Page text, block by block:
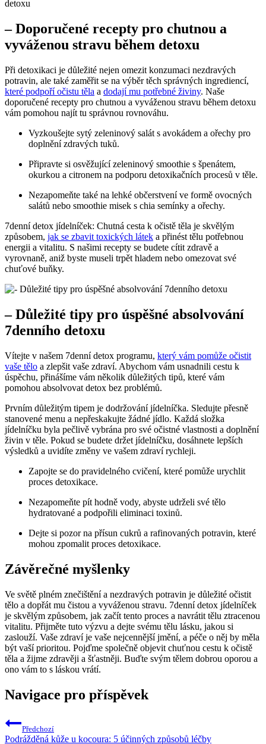
– Doporučené recepty pro chutnou a
vyváženou stravu během detoxu
Při detoxikaci je důležité nejen omezit konzumaci nezdravých
potravin, ale také zaměřit se na výběr těch správných ingrediencí,
které podpoří očistu těla a dodají mu potřebné živiny. Naše
doporučené recepty pro chutnou a vyváženou stravu během detoxu
vám pomohou najít tu správnou rovnováhu.
Vyzkoušejte sytý zeleninový salát s avokádem a ořechy pro
doplnění zdravých tuků.
Připravte si osvěžující zeleninový smoothie s špenátem,
okurkou a citronem na podporu detoxikačních procesů v těle.
Nezapomeňte také na lehké občerstvení ve formě ovocných
salátů nebo smoothie misek s chia semínky a ořechy.
7denní detox jídelníček: Chutná cesta k očistě těla je skvělým
způsobem, jak se zbavit toxických látek a přinést tělu potřebnou
energii a vitalitu. S našimi recepty se budete cítit zdravě a
vyrovnaně, aniž byste museli trpět hladem nebo omezovat své
chuťové buňky.
– Důležité tipy pro úspěšné absolvování
7denního detoxu
Vítejte v našem 7denní detox programu, který vám pomůže očistit
vaše tělo a zlepšit vaše zdraví. Abychom vám usnadnili cestu k
úspěchu, přinášíme vám několik důležitých tipů, které vám
pomohou absolvovat detox bez problémů.
Prvním důležitým tipem je dodržování jídelníčka. Sledujte přesně
stanovené menu a nepřeskakujte žádné jídlo. Každá složka
jídelníčku byla pečlivě vybrána pro své očistné vlastnosti a doplnění
živin v těle. Pokud se budete držet jídelníčku, dosáhnete lepších
výsledků a uvidíte změny ve vašem zdraví rychleji.
Zapojte se do pravidelného cvičení, které pomůže urychlit
proces detoxikace.
Nezapomeňte pít hodně vody, abyste udrželi své tělo
hydratované a podpořili eliminaci toxinů.
Dejte si pozor na přísun cukrů a rafinovaných potravin, které
mohou zpomalit proces detoxikace.
Závěrečné myšlenky
Ve světě plném znečištění a nezdravých potravin je důležité očistit
tělo a dopřát mu čistou a vyváženou stravu. 7denní detox jídelníček
je skvělým způsobem, jak začít tento proces a navrátit tělu ztracenou
vitalitu. Přijměte tuto výzvu a dejte svému tělu lásku, jakou si
zaslouží. Vaše zdraví je vaše nejcennější jmění, a péče o něj by měla
být vaší prioritou. Pojďme společně objevit chuťnou cestu k očistě
těla a žijme zdravěji a šťastněji. Buďte svým tělem dobrou oporou a
ono vám to s láskou vrátí.
Navigace pro příspěvek
Předchozí
Podrážděná kůže u kocoura: 5 účinných způsobů léčby